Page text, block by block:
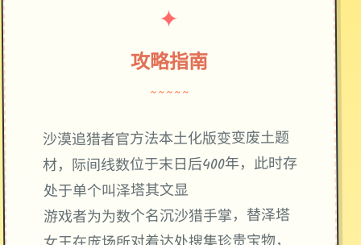
✦
攻略指南
~~~~~
沙漠追猎者官方法本土化版变变废土题
材，际间线数位于末日后400年，此时存
处于单个叫泽塔其文显
游戏者为为数个名沉沙猎手掌，替泽塔